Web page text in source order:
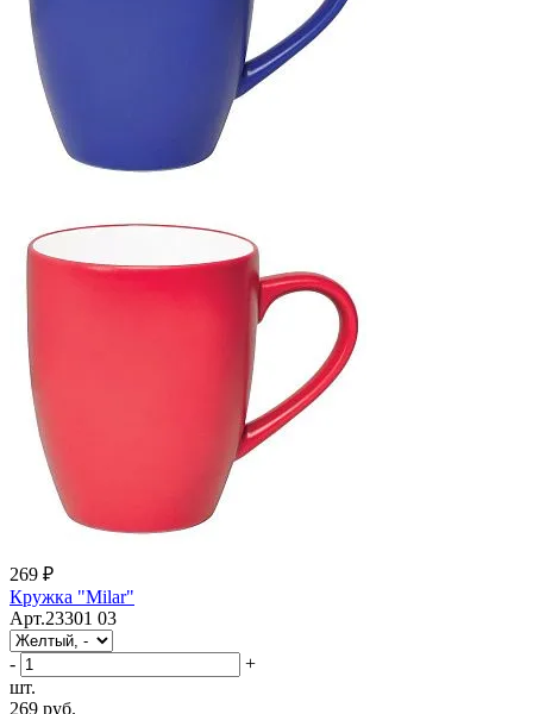
269 ₽
Кружка "Milar"
Арт.23301 03
-
+
шт.
269 руб.